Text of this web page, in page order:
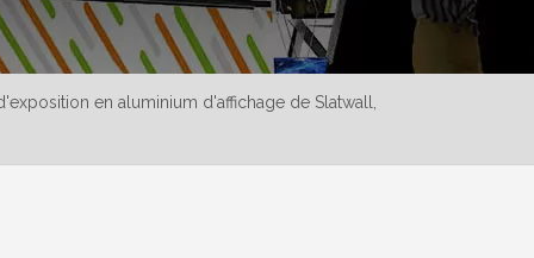
Português
Español
简体中文
en aluminium d'affichage de Slatwall,